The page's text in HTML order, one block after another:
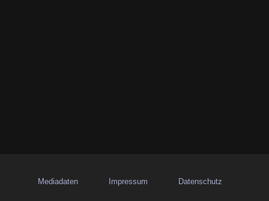
Mediadaten Impressum Datenschutz